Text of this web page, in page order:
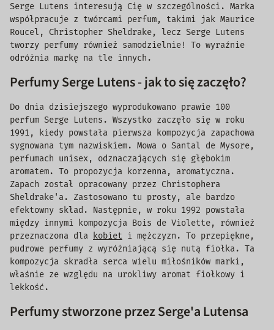
Serge Lutens interesują Cię w szczególności. Marka
współpracuje z twórcami perfum, takimi jak Maurice
Roucel, Christopher Sheldrake, lecz Serge Lutens
tworzy perfumy również samodzielnie! To wyraźnie
odróżnia markę na tle innych.
Perfumy Serge Lutens - jak to się zaczęło?
Do dnia dzisiejszego wyprodukowano prawie 100
perfum Serge Lutens. Wszystko zaczęło się w roku
1991, kiedy powstała pierwsza kompozycja zapachowa
sygnowana tym nazwiskiem. Mowa o Santal de Mysore,
perfumach unisex, odznaczających się głębokim
aromatem. To propozycja korzenna, aromatyczna.
Zapach został opracowany przez Christophera
Sheldrake'a. Zastosowano tu prosty, ale bardzo
efektowny skład. Następnie, w roku 1992 powstała
między innymi kompozycja Bois de Violette, również
przeznaczona dla
kobiet i mężczyzn. To przepiękne,
pudrowe perfumy z wyróżniającą się nutą fiołka. Ta
kompozycja skradła serca wielu miłośników marki,
właśnie ze względu na urokliwy aromat fiołkowy i
lekkość.
Perfumy stworzone przez Serge'a Lutensa